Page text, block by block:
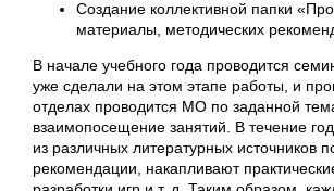
Создание коллективной папки
материалы, методических
В начале учебного года проводится
уже сделали на этом этапе работы, и
отделах проводится МО по заданной
взаимопосещение занятий. В течение
из различных литературных источников
рекомендации, накапливают